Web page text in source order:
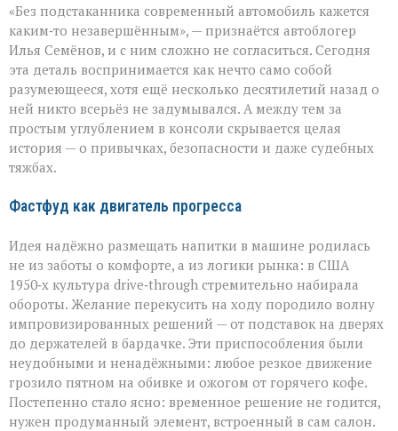
незаметный
герой
автомобильного
салона
«Без подстаканника современный автомобиль кажется
каким‑то незавершённым», — признаётся автоблогер
Илья Семёнов, и с ним сложно не согласиться. Сегодня
эта деталь воспринимается как нечто само собой
разумеющееся, хотя ещё несколько десятилетий назад о
ней никто всерьёз не задумывался. А между тем за
простым углублением в консоли скрывается целая
история — о привычках, безопасности и даже судебных
тяжбах.
Фастфуд как двигатель прогресса
Идея надёжно размещать напитки в машине родилась
не из заботы о комфорте, а из логики рынка: в США
1950‑х культура drive‑through стремительно набирала
обороты. Желание перекусить на ходу породило волну
импровизированных решений — от подставок на дверях
до держателей в бардачке. Эти приспособления были
неудобными и ненадёжными: любое резкое движение
грозило пятном на обивке и ожогом от горячего кофе.
Постепенно стало ясно: временное решение не годится,
нужен продуманный элемент, встроенный в сам салон.